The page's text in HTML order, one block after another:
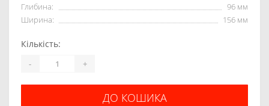
Глибина:
96 мм
Ширина:
156 мм
Кількість:
- +
ДО КОШИКА